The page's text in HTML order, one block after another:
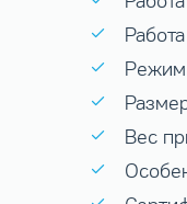
Режим
Вес